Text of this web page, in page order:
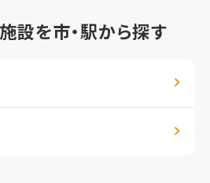
設を市・駅から探す